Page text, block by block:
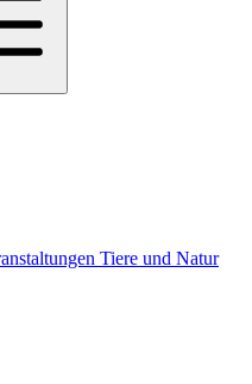
Tiere und Natur